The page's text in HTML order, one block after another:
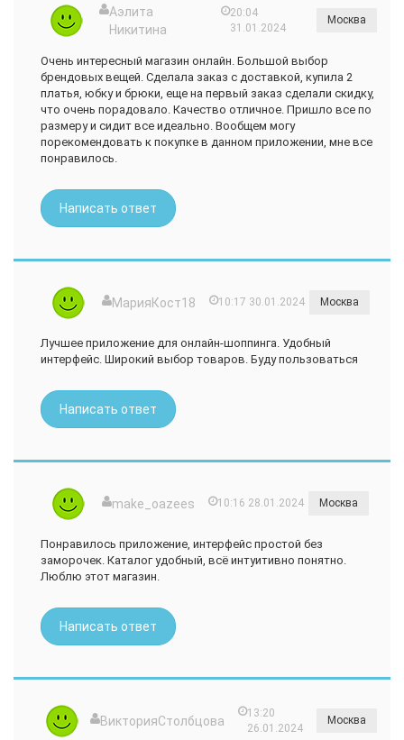
Аэлита
Никитина
20:04
31.01.2024
Москва
Очень интересный магазин онлайн. Большой выбор
брендовых вещей. Сделала заказ с доставкой, купила 2
платья, юбку и брюки, еще на первый заказ сделали скидку,
что очень порадовало. Качество отличное. Пришло все по
размеру и сидит все идеально. Вообщем могу
порекомендовать к покупке в данном приложении, мне все
понравилось.
Написать ответ
МарияКост18 10:17 30.01.2024 Москва
Лучшее приложение для онлайн-шоппинга. Удобный
интерфейс. Широкий выбор товаров. Буду пользоваться
Написать ответ
make_oazees 10:16 28.01.2024 Москва
Понравилось приложение, интерфейс простой без
заморочек. Каталог удобный, всё интуитивно понятно.
Люблю этот магазин.
Написать ответ
ВикторияСтолбцова
13:20
26.01.2024
Москва